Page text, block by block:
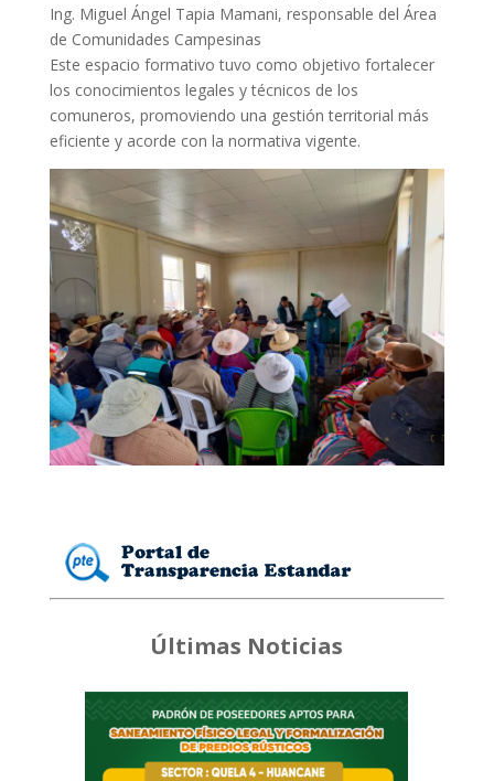
Ing. Miguel Ángel Tapia Mamani, responsable del Área
de Comunidades Campesinas
Este espacio formativo tuvo como objetivo fortalecer
los conocimientos legales y técnicos de los
comuneros, promoviendo una gestión territorial más
eficiente y acorde con la normativa vigente.
Últimas Noticias